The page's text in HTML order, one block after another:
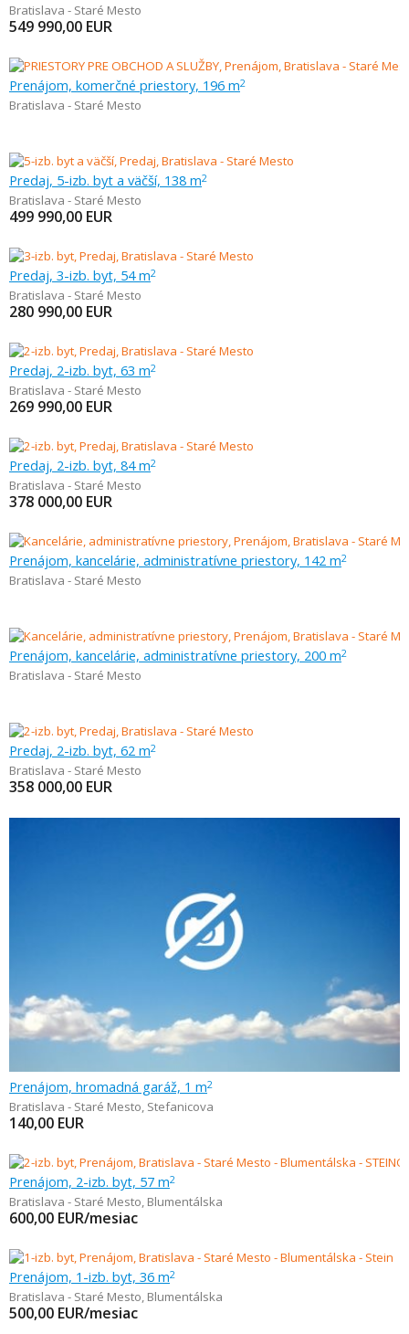
Bratislava - Staré Mesto
549 990,00 EUR
Prenájom, komerčné priestory, 196 m2
Bratislava - Staré Mesto
Predaj, 5-izb. byt a väčší, 138 m2
Bratislava - Staré Mesto
499 990,00 EUR
Predaj, 3-izb. byt, 54 m2
Bratislava - Staré Mesto
280 990,00 EUR
Predaj, 2-izb. byt, 63 m2
Bratislava - Staré Mesto
269 990,00 EUR
Predaj, 2-izb. byt, 84 m2
Bratislava - Staré Mesto
378 000,00 EUR
Prenájom, kancelárie, administratívne priestory, 142 m2
Bratislava - Staré Mesto
Prenájom, kancelárie, administratívne priestory, 200 m2
Bratislava - Staré Mesto
Predaj, 2-izb. byt, 62 m2
Bratislava - Staré Mesto
358 000,00 EUR
Prenájom, hromadná garáž, 1 m2
Bratislava - Staré Mesto, Stefanicova
140,00 EUR
Prenájom, 2-izb. byt, 57 m2
Bratislava - Staré Mesto, Blumentálska
600,00 EUR/mesiac
Prenájom, 1-izb. byt, 36 m2
Bratislava - Staré Mesto, Blumentálska
500,00 EUR/mesiac